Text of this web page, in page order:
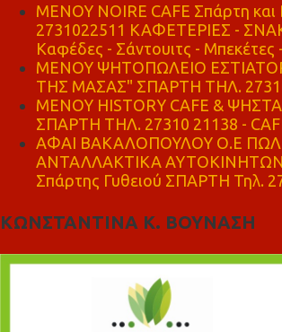
MENOY NOIRE CAFE Σπάρτη
2731022511 ΚΑΦΕΤΕΡΙΕΣ -
Καφέδες - Σάντουιτς - Μπεκέτες
ΜΕΝΟΥ ΨΗΤΟΠΩΛΕΙΟ
ΤΗΣ ΜΑΣΑΣ" ΣΠΑΡΤΗ ΤΗΛ.
ΜΕΝΟΥ HISTORY CAFE &
ΣΠΑΡΤΗ ΤΗΛ. 27310 21138 -
ΑΦΑΙ ΒΑΚΑΛΟΠΟΥΛΟΥ Ο.Ε
ΑΝΤΑΛΛΑΚΤΙΚΑ ΑΥΤΟΚΙΝΗΤΩΝ
Σπάρτης Γυθειού ΣΠΑΡΤΗ Τηλ.
ΚΩΝΣΤΑΝΤΙΝΑ Κ. ΒΟΥΝΑΣΗ